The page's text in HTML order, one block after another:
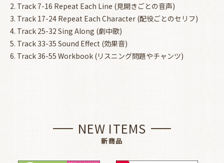
2. Track 7-16 Repeat Each Line (見開きごとの音声)
3. Track 17-24 Repeat Each Character (配役ごとのセリフ)
4. Track 25-32 Sing Along (劇中歌)
5. Track 33-35 Sound Effect (効果音)
6. Track 36-55 Workbook (リスニング問題やチャンツ)
NEW ITEMS
新商品